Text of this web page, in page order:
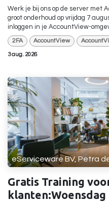
Werk je bij ons op de server met
groot onderhoud op vrijdag 7
inloggen in je AccountView-
2FA AccountView
3 aug. 2026
eServiceware BV, Petra
Gratis Training